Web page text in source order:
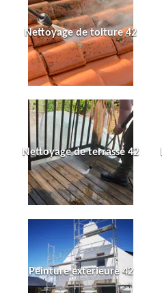
Nettoyage de toiture 42
Nettoyage de terrasse 42
Peinture extérieure 42